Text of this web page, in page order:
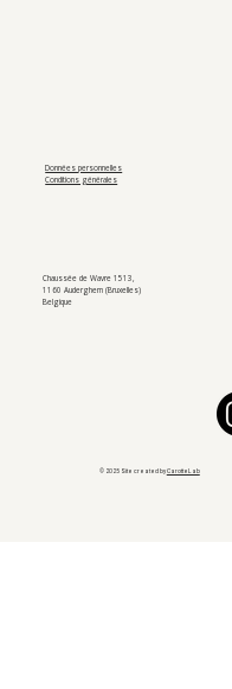
Données personnelles
Conditions générales
Chaussée de Wavre 1513,
1160 Auderghem (Bruxelles)
Belgique
© 2025 Site created byCarotteLab